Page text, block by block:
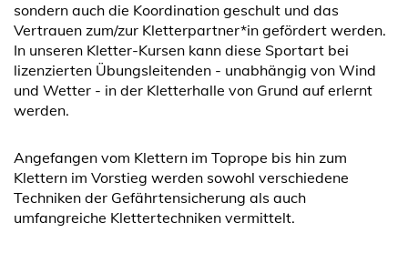
sondern auch die Koordination geschult und das
Vertrauen zum/zur Kletterpartner*in gefördert werden.
In unseren Kletter-Kursen kann diese Sportart bei
lizenzierten Übungsleitenden - unabhängig von Wind
und Wetter - in der Kletterhalle von Grund auf erlernt
werden.
Angefangen vom Klettern im Toprope bis hin zum
Klettern im Vorstieg werden sowohl verschiedene
Techniken der Gefährtensicherung als auch
umfangreiche Klettertechniken vermittelt.